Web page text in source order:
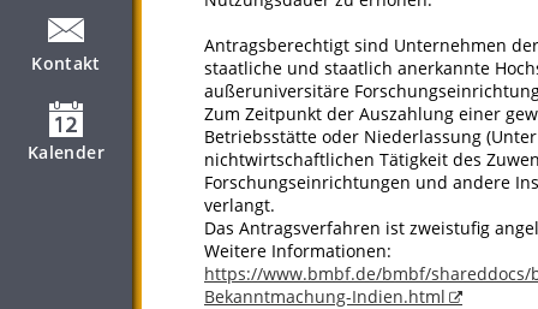
Kontakt
Kalender
Antragsberechtigt sind Unternehmen
staatliche und staatlich anerkannte
außeruniversitäre
Zum Zeitpunkt der Auszahlung einer
Betriebsstätte oder Niederlassung
nichtwirtschaftlichen Tätigkeit des
Forschungseinrichtungen und andere
verlangt.
Das Antragsverfahren ist zweistufig
Weitere Informationen:
https://www.bmbf.de/bmbf/shareddocs/
Bekanntmachung-Indien.html